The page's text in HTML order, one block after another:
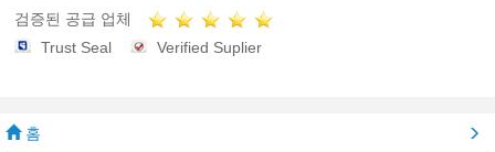
검증된 공급 업체
Trust Seal
Verified Suplier
홈